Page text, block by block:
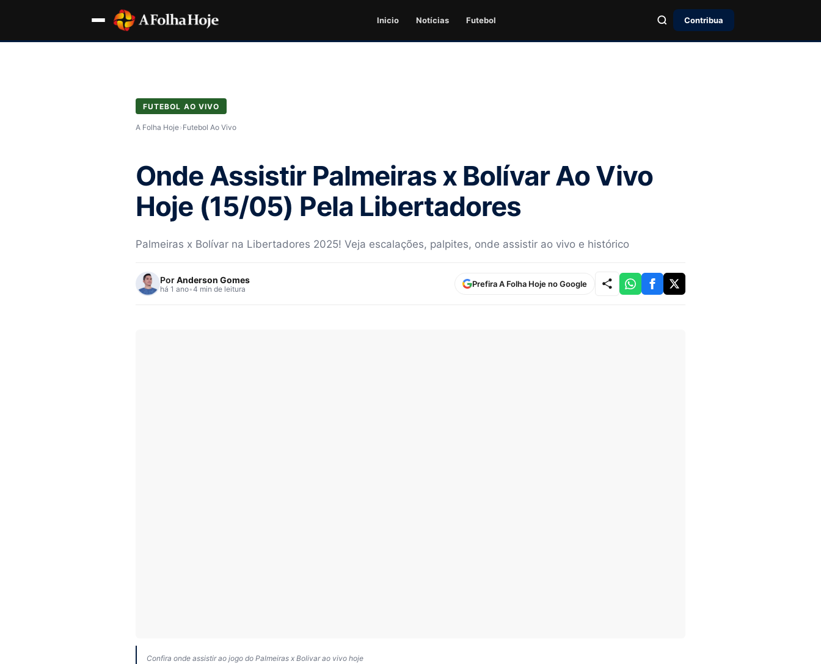
Inicio Notícias Futebol Contribua
FUTEBOL AO VIVO
A Folha Hoje› Futebol Ao Vivo
Onde Assistir Palmeiras x Bolívar Ao Vivo
Hoje (15/05) Pela Libertadores
Palmeiras x Bolívar na Libertadores 2025! Veja escalações, palpites, onde assistir ao vivo e histórico
PorAnderson Gomes
há 1 ano•4 min de leitura
Prefira A Folha Hoje no Google
Confira onde assistir ao jogo do Palmeiras x Bolivar ao vivo hoje